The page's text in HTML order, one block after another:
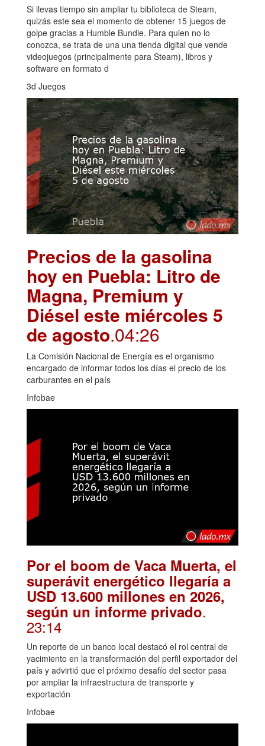
Si llevas tiempo sin ampliar tu biblioteca de Steam,
quizás este sea el momento de obtener 15 juegos de
golpe gracias a Humble Bundle. Para quien no lo
conozca, se trata de una una tienda digital que vende
videojuegos (principalmente para Steam), libros y
software en formato d
3d Juegos
Precios de la gasolina
hoy en Puebla: Litro de
Magna, Premium y
Diésel este miércoles 5
de agosto.04:26
La Comisión Nacional de Energía es el organismo
encargado de informar todos los días el precio de los
carburantes en el país
Infobae
Por el boom de Vaca Muerta, el
superávit energético llegaría a
USD 13.600 millones en 2026,
según un informe privado.
23:14
Un reporte de un banco local destacó el rol central de
yacimiento en la transformación del perfil exportador del
país y advirtió que el próximo desafío del sector pasa
por ampliar la infraestructura de transporte y
exportación
Infobae